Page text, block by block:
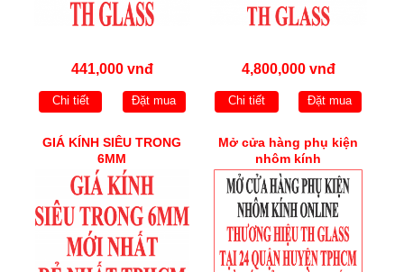
441,000 vnđ
Chi tiết Đặt mua
4,800,000 vnđ
Chi tiết Đặt mua
GIÁ KÍNH SIÊU TRONG
6MM
Mở cửa hàng phụ kiện
nhôm kính